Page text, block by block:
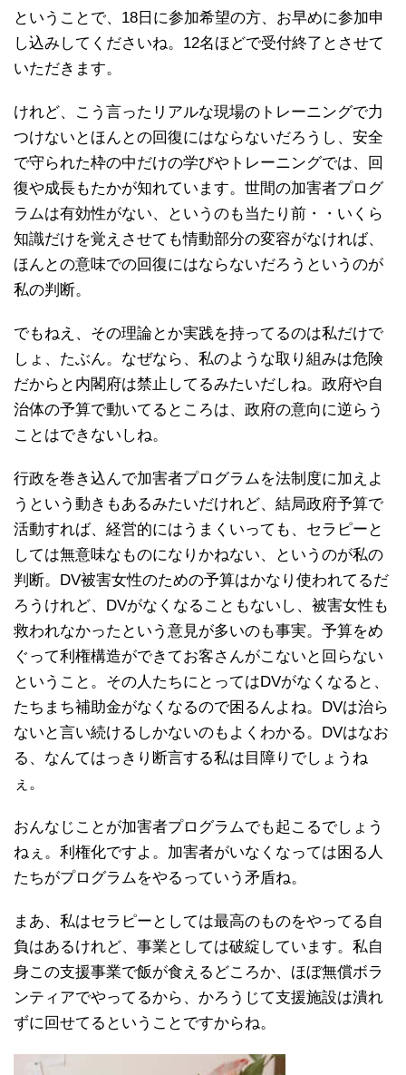
ということで、18日に参加希望の方、お早めに参加申
し込みしてくださいね。12名ほどで受付終了とさせて
いただきます。
けれど、こう言ったリアルな現場のトレーニングで力
つけないとほんとの回復にはならないだろうし、安全
で守られた枠の中だけの学びやトレーニングでは、回
復や成長もたかが知れています。世間の加害者プログ
ラムは有効性がない、というのも当たり前・・いくら
知識だけを覚えさせても情動部分の変容がなければ、
ほんとの意味での回復にはならないだろうというのが
私の判断。
でもねえ、その理論とか実践を持ってるのは私だけで
しょ、たぶん。なぜなら、私のような取り組みは危険
だからと内閣府は禁止してるみたいだしね。政府や自
治体の予算で動いてるところは、政府の意向に逆らう
ことはできないしね。
行政を巻き込んで加害者プログラムを法制度に加えよ
うという動きもあるみたいだけれど、結局政府予算で
活動すれば、経営的にはうまくいっても、セラピーと
しては無意味なものになりかねない、というのが私の
判断。DV被害女性のための予算はかなり使われてるだ
ろうけれど、DVがなくなることもないし、被害女性も
救われなかったという意見が多いのも事実。予算をめ
ぐって利権構造ができてお客さんがこないと回らない
ということ。その人たちにとってはDVがなくなると、
たちまち補助金がなくなるので困るんよね。DVは治ら
ないと言い続けるしかないのもよくわかる。DVはなお
る、なんてはっきり断言する私は目障りでしょうね
ぇ。
おんなじことが加害者プログラムでも起こるでしょう
ねぇ。利権化ですよ。加害者がいなくなっては困る人
たちがプログラムをやるっていう矛盾ね。
まあ、私はセラピーとしては最高のものをやってる自
負はあるけれど、事業としては破綻しています。私自
身この支援事業で飯が食えるどころか、ほぼ無償ボラ
ンティアでやってるから、かろうじて支援施設は潰れ
ずに回せてるということですからね。